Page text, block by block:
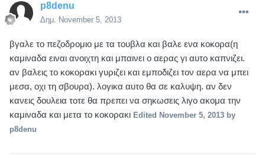
p8denu
Δημ. November 5, 2013
βγαλε το πεζοδρομιο με τα τουβλα και βαλε ενα κοκορα(η
καμιναδα ειναι ανοιχτη και μπαινει ο αερας γι αυτο καπνιζει.
αν βαλεις το κοκορακι γυριζει και εμποδιζει τον αερα να μπει
μεσα, οχι τη σβουρα). λογικα αυτο θα σε καλυψη. αν δεν
κανεις δουλεια τοτε θα πρεπει να σηκωσεις λιγο ακομα την
καμιναδα και μετα το κοκορακι Edited November 5, 2013 by
p8denu